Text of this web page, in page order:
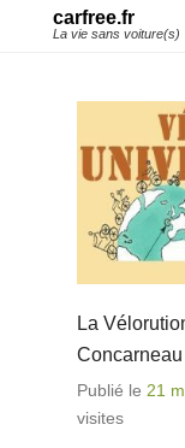
carfree.fr
La vie sans voiture(s)
La
Concarneau
Publié le 21
visites